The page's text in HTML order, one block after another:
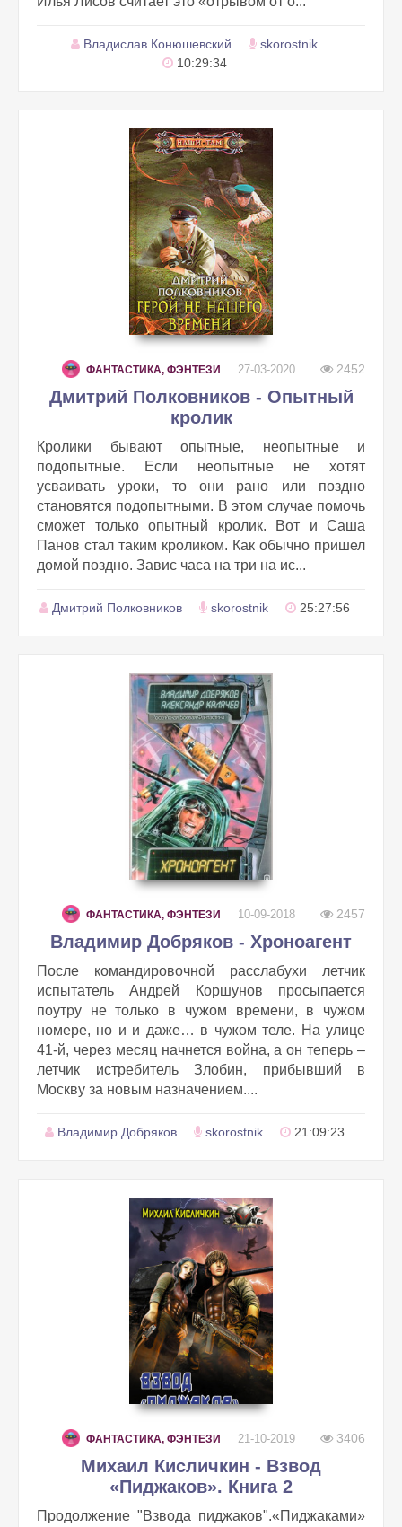
Владислав Конюшевский
skorostnik
10:29:34
ФАНТАСТИКА, ФЭНТЕЗИ 27-03-2020 2452
Дмитрий Полковников - Опытный
кролик
Кролики бывают опытные, неопытные и
подопытные. Если неопытные не хотят
усваивать уроки, то они рано или поздно
становятся подопытными. В этом случае помочь
сможет только опытный кролик. Вот и Саша
Панов стал таким кроликом. Как обычно пришел
домой поздно. Завис часа на три на ис...
Дмитрий Полковников skorostnik 25:27:56
ФАНТАСТИКА, ФЭНТЕЗИ 10-09-2018 2457
Владимир Добряков - Хроноагент
После командировочной расслабухи летчик
испытатель Андрей Коршунов просыпается
поутру не только в чужом времени, в чужом
номере, но и и даже… в чужом теле. На улице
41-й, через месяц начнется война, а он теперь –
летчик истребитель Злобин, прибывший в
Москву за новым назначением....
Владимир Добряков skorostnik 21:09:23
ФАНТАСТИКА, ФЭНТЕЗИ 21-10-2019 3406
Михаил Кисличкин - Взвод
«Пиджаков». Книга 2
Продолжение "Взвода пиджаков".«Пиджаками»